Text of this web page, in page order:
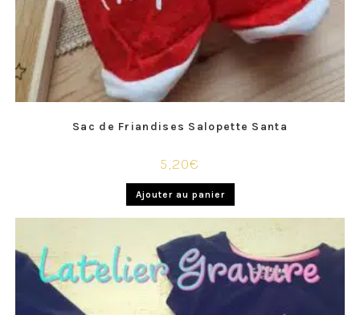
Sac de Friandises Salopette Santa
5,20€
Ajouter au panier